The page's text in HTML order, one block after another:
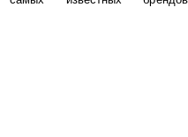
D.C. Plate Voltage 1250 D.C. Grid Voltage -98